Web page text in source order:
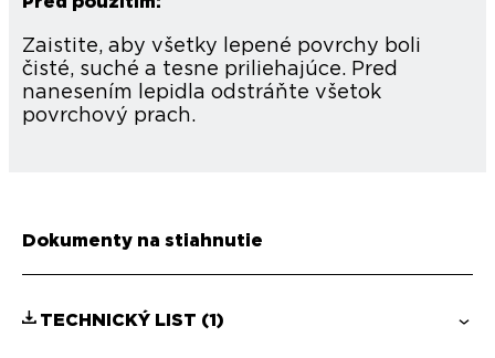
Zaistite, aby všetky lepené povrchy boli
čisté, suché a tesne priliehajúce. Pred
nanesením lepidla odstráňte všetok
povrchový prach.
Dokumenty na stiahnutie
TECHNICKÝ LIST (1)